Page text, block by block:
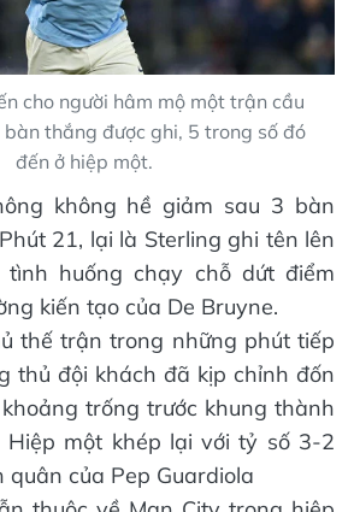
cho người hâm mộ một trận cầu
thắng được ghi, 5 trong số đó
đến ở hiệp một.
không hề giảm sau 3 bàn
21, lại là Sterling ghi tên lên
huống chạy chỗ dứt điểm
kiến tạo của De Bruyne.
thế trận trong những phút tiếp
thủ đội khách đã kịp chỉnh đốn
trống trước khung thành
Hiệp một khép lại với tỷ số 3-2
quân của Pep Guardiola